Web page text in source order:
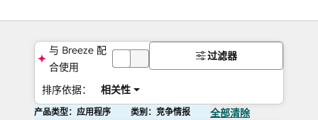
与 Breeze 配
合使用
关
闭
排序依据： 相关性
过滤器
产品类型：应用程序 类别：竞争情报 全部清除